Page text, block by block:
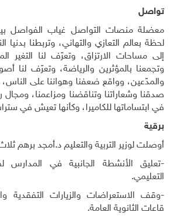
تواصل
معضلة منصات التواصل غياب الفواصل
لحظة بعالم التعازي والتهاني، وتربطنا بدنيا
إلى مساحات الارتزاق، وتعرّف لنا التغير
وتجمعنا بالمؤثرين والرياضة، وتعرّف لنا
والمدّعين، وواقع ضعفنا وهواننا على
صدقنا وشعاراتنا وتناقضنا ومزاعمنا،
في ابتساماتها للكاميرا، وكأنها تعيش في
برقية
أوصلت لوزير التربية والتعليم د.أمجد برهم
-تعليق الأنشطة الجانبية في المدارس
التعليمي.
-وقف الاستعراضات والزيارات التفقدية
قاعات الثانوية العامة.